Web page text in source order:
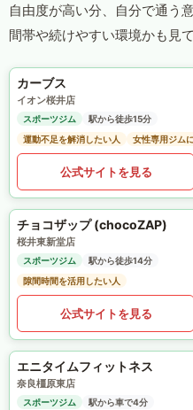
自由度が高い分、自分で通う
間帯や続けやすい環境かも見
カーブス
イオン桜井店
スポーツジム
駅から徒歩15分
運動不足を解消したい人
女性専用ジム
公式サイトを見る
チョコザップ (chocoZAP)
桜井東新堂店
スポーツジム
駅から徒歩14分
隙間時間を活用したい人
公式サイトを見る
エニタイムフィットネス
奈良橿原東店
スポーツジム 駅から車で4分